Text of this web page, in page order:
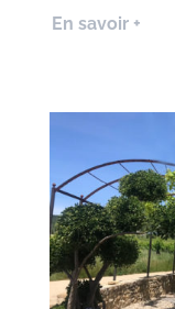
En savoir +